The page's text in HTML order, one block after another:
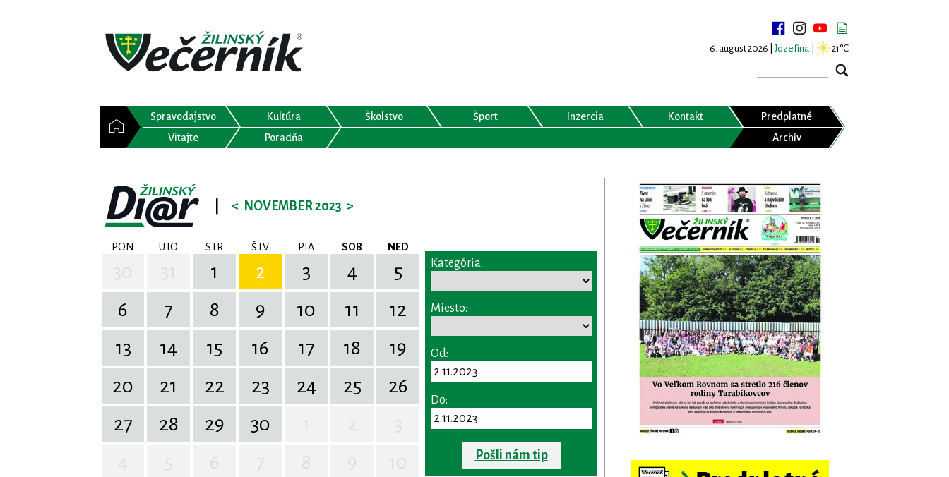
6. august 2026 | Jozefína 21°C
Spravodajstvo Kultúra Školstvo Šport Inzercia Kontakt
Predplatné
Vitajte
Poradňa Archív
< NOVEMBER 2023 >
PON UTO STR ŠTV PIA SOB NED
1 2 3 4
5
6
7 8 9 10 11
12
13
14 15 16 17 18
19
20
21 22 23 24 25
26
27
28 29 30
Kategória:
Miesto:
Od:
Do:
Pošli nám tip